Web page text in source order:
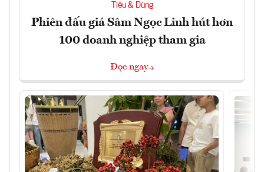
Tiêu & Dùng
Phiên đấu giá Sâm Ngọc Linh hút hơn
100 doanh nghiệp tham gia
Đọc ngay